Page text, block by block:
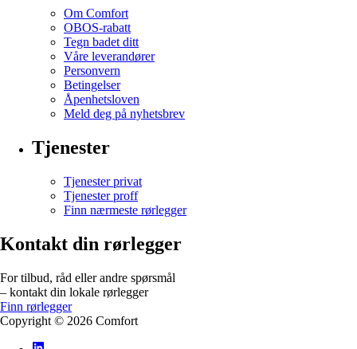
Om Comfort
OBOS-rabatt
Tegn badet ditt
Våre leverandører
Personvern
Betingelser
Åpenhetsloven
Meld deg på nyhetsbrev
Tjenester
Tjenester privat
Tjenester proff
Finn nærmeste rørlegger
Kontakt din rørlegger
For tilbud, råd eller andre spørsmål
– kontakt din lokale rørlegger
Finn rørlegger
Copyright © 2026 Comfort